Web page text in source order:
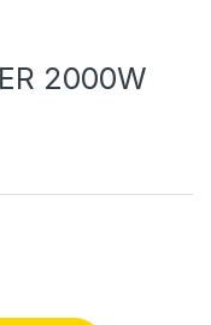
2000W